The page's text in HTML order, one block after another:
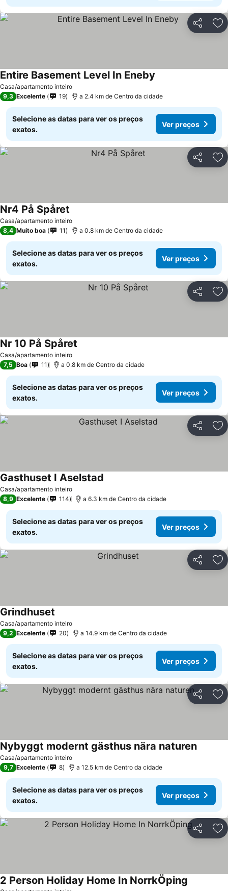
Partilhar
Casa/apartamento inteiro
Entire Basement Level In Eneby
9,3 Excelente 19 a 2.4 km de Centro da cidade
Selecione as datas para ver os preços
exatos.
Ver preços
Partilhar
Casa/apartamento inteiro
Nr4 På Spåret
8,4 Muito boa 11 a 0.8 km de Centro da cidade
Selecione as datas para ver os preços
exatos.
Ver preços
Partilhar
Casa/apartamento inteiro
Nr 10 På Spåret
7,5 Boa 11 a 0.8 km de Centro da cidade
Selecione as datas para ver os preços
exatos.
Ver preços
Partilhar
Casa/apartamento inteiro
Gasthuset I Aselstad
8,9 Excelente 114 a 6.3 km de Centro da cidade
Selecione as datas para ver os preços
exatos.
Ver preços
Partilhar
Casa/apartamento inteiro
Grindhuset
9,2 Excelente 20 a 14.9 km de Centro da cidade
Selecione as datas para ver os preços
exatos.
Ver preços
Partilhar
Casa/apartamento inteiro
Nybyggt modernt gästhus nära naturen
9,7 Excelente 8 a 12.5 km de Centro da cidade
Selecione as datas para ver os preços
exatos.
Ver preços
Partilhar
2 Person Holiday Home In NorrkÖping